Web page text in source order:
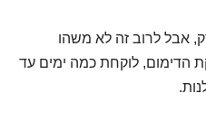
אבל לרוב זה לא משהו
הדימום, לוקחת כמה ימים עד